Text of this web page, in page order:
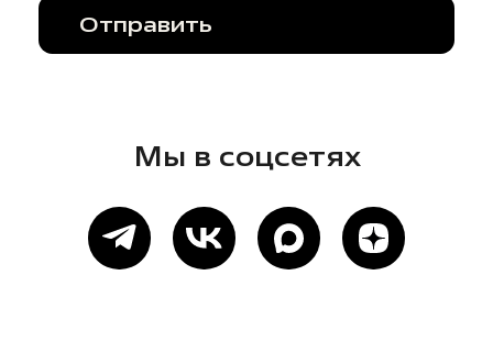
Отправить
Мы в соцсетях